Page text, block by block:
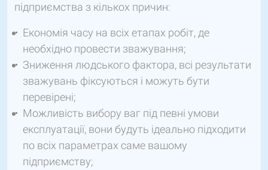
підприємства з кількох причин:
Економія часу на всіх етапах робіт, де
необхідно провести зважування;
Зниження людського фактора, всі результати
зважувань фіксуються і можуть бути
перевірені;
Можливість вибору ваг під певні умови
експлуатації, вони будуть ідеально підходити
по всіх параметрах саме вашому
підприємству;